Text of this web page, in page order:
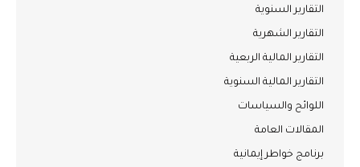
التقارير السنوية
التقارير الشهرية
التقارير المالية الربعية
التقارير المالية السنوية
اللوائح والسياسات
المقالات العامة
برنامج خواطر إيمانية